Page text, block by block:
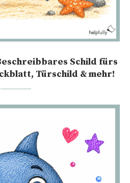
Schild fürs
Türschild & mehr!